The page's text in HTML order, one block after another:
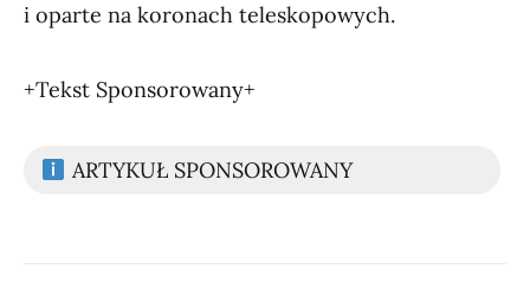
i oparte na koronach teleskopowych.
+Tekst Sponsorowany+
ARTYKUŁ SPONSOROWANY